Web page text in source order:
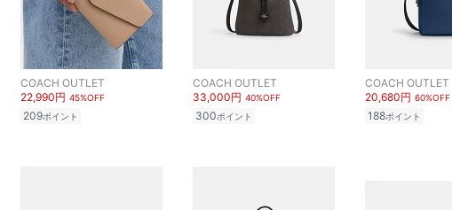
COACH OUTLET
22,990円 45%OFF
209ポイント
COACH OUTLET
33,000円 40%OFF
300ポイント
COACH OUTLET
20,680円 60%OFF
188ポイント